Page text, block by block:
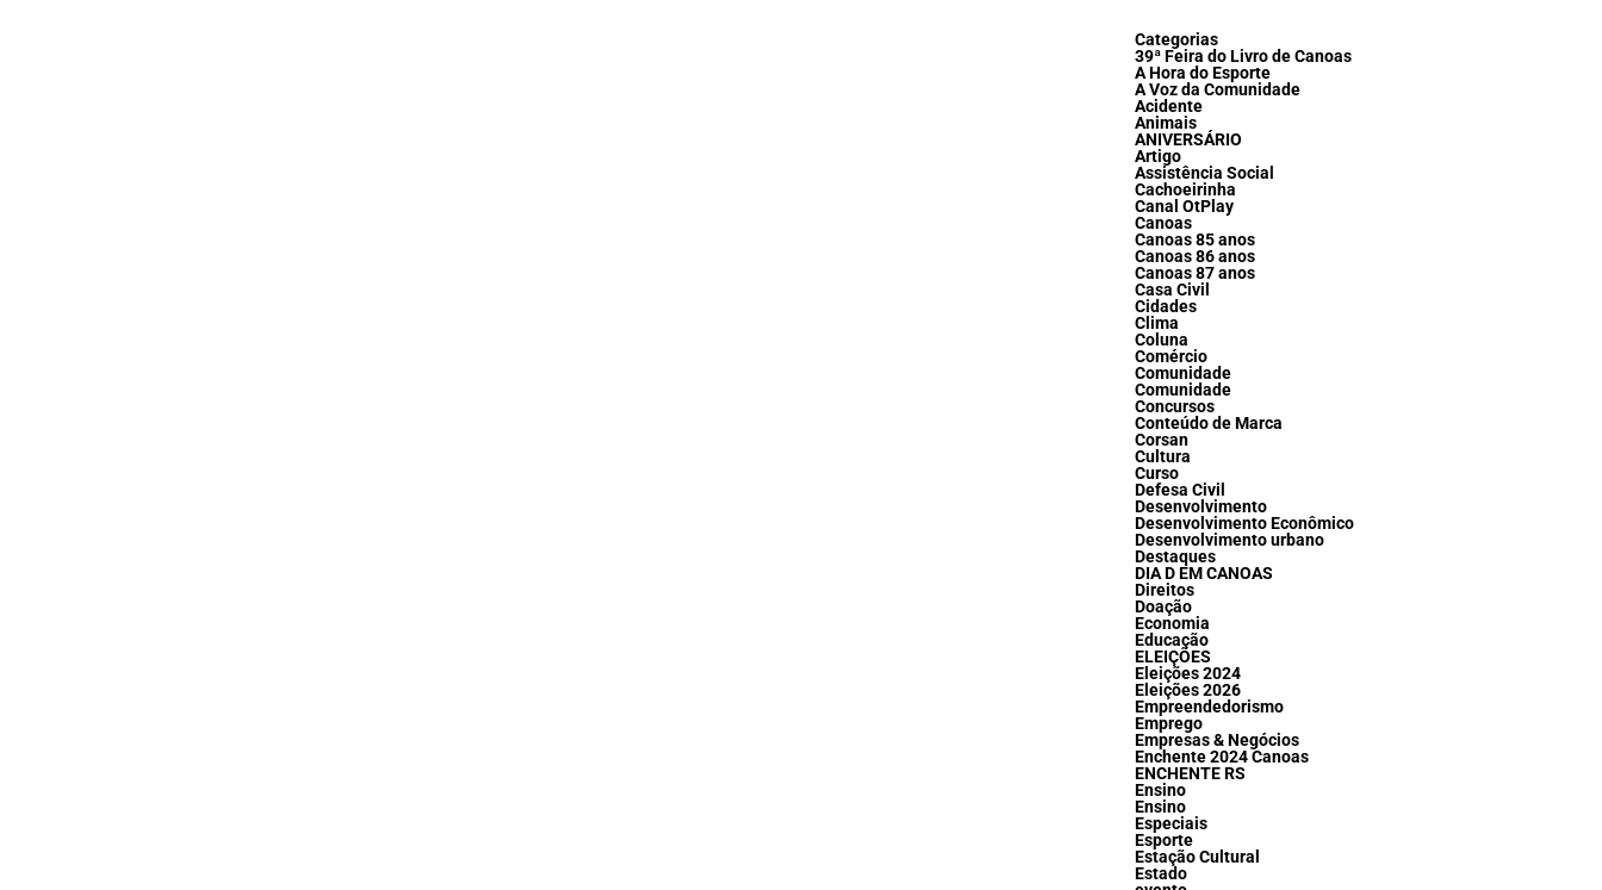
Categorias
39ª Feira do Livro de Canoas
A Hora do Esporte
A Voz da Comunidade
Acidente
Animais
ANIVERSÁRIO
Artigo
Assistência Social
Cachoeirinha
Canal OtPlay
Canoas
Canoas 85 anos
Canoas 86 anos
Canoas 87 anos
Casa Civil
Cidades
Clima
Coluna
Comércio
Comunidade
Comunidade
Concursos
Conteúdo de Marca
Corsan
Cultura
Curso
Defesa Civil
Desenvolvimento
Desenvolvimento Econômico
Desenvolvimento urbano
Destaques
DIA D EM CANOAS
Direitos
Doação
Economia
Educação
ELEIÇÕES
Eleições 2024
Eleições 2026
Empreendedorismo
Emprego
Empresas & Negócios
Enchente 2024 Canoas
ENCHENTE RS
Ensino
Ensino
Especiais
Esporte
Estação Cultural
Estado